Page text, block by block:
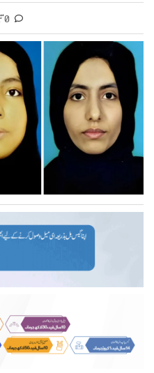
0 تبصرے